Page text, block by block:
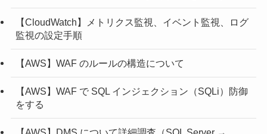
【CloudWatch】メトリクス監視、イベント監視、ログ
監視の設定手順
【AWS】WAF のルールの構造について
【AWS】WAF で SQL インジェクション（SQLi）防御
をする